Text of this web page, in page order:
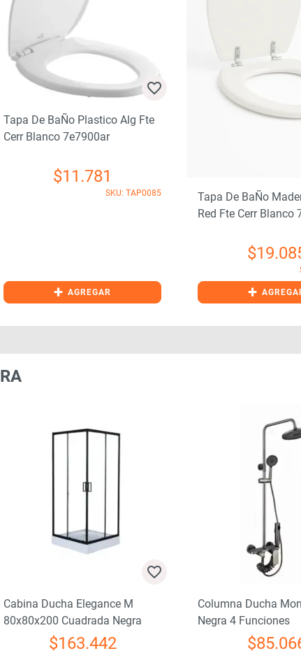
Tapa De BaÑo Plastico Alg Fte
Cerr Blanco 7e7900ar
$11.781
SKU: TAP0085
+ AGREGAR
Tapa De BaÑo
Red Fte Cerr Blanco
$
+
Cabina Ducha Elegance M
80x80x200 Cuadrada Negra
$163.442
Columna Ducha
Negra 4 Funciones
$